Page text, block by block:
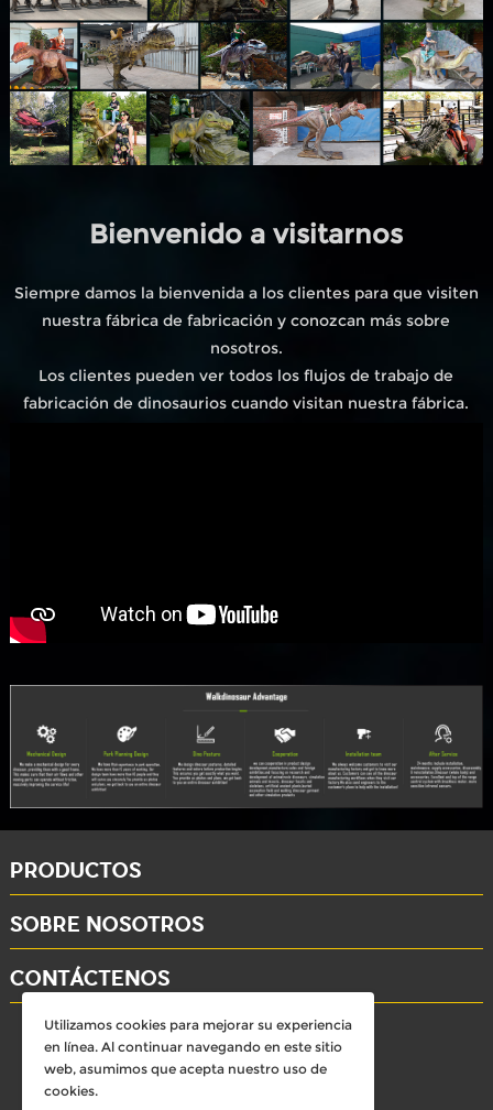
Utilizamos cookies para mejorar su experiencia
en línea. Al continuar navegando en este sitio
web, asumimos que acepta nuestro uso de
cookies.
Bienvenido a visitarnos
Siempre damos la bienvenida a los clientes para que visiten
nuestra fábrica de fabricación y conozcan más sobre
nosotros.
Los clientes pueden ver todos los flujos de trabajo de
fabricación de dinosaurios cuando visitan nuestra fábrica.
PRODUCTOS
SOBRE NOSOTROS
CONTÁCTENOS
whatsapp: +86-15284804802
Email: david@dinosaursell.com